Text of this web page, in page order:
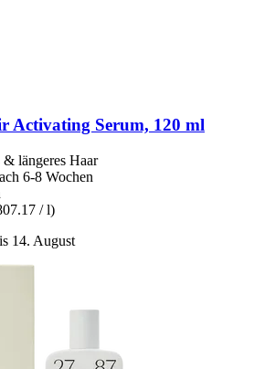
Activating Serum, 120 ml
& längeres Haar
6-8 Wochen
/ l)
14. August